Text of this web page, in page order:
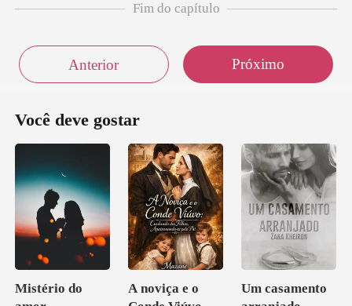
Fim do capítulo
Anterior Próximo
Você deve gostar
Mistério do
A noviça e o
Um casamento